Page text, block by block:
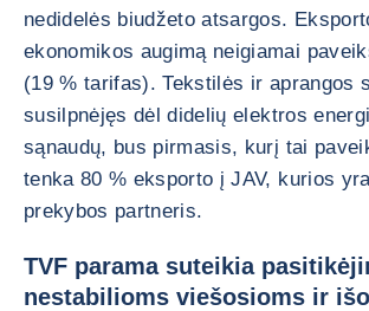
nedidelės biudžeto atsargos.
ekonomikos augimą neigiamai
(19 % tarifas). Tekstilės ir aprangos
susilpnėjęs dėl didelių elektros
sąnaudų, bus pirmasis, kurį tai
tenka 80 % eksporto į JAV, kurios
prekybos partneris.
TVF parama suteikia
nestabilioms viešosioms ir